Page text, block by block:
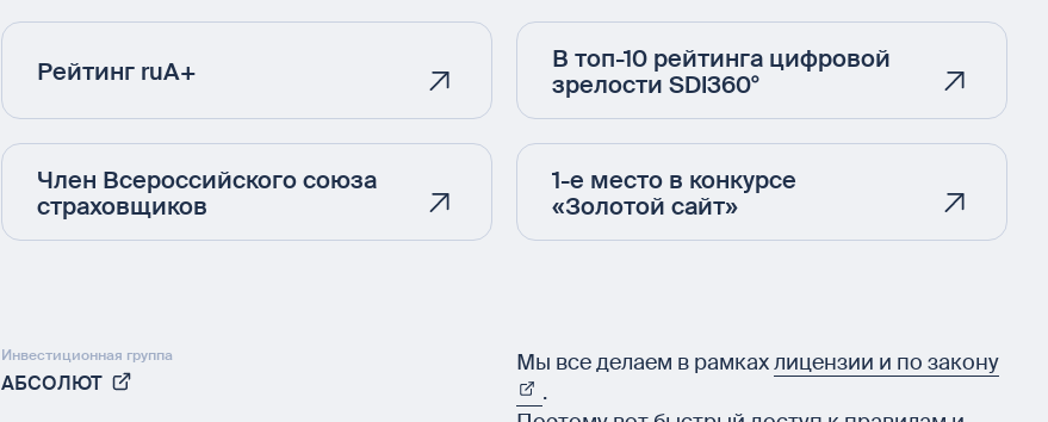
Рейтинг ruA+
Член Всероссийского союза
страховщиков
В топ-10 рейтинга цифровой
зрелости SDI360°
1-е место в конкурсе
«Золотой сайт»
Инвестиционная группа
АБСОЛЮТ
Мы все делаем в рамкахлицензии и по закону
.